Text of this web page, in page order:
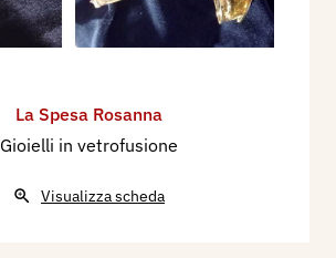
La Spesa Rosanna
Gioielli in vetrofusione
Visualizza scheda